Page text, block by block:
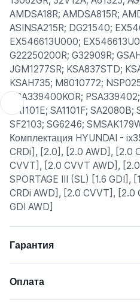
AMDSA18R; AMDSA815R;
ASINSA215R; DG21540;
EX546613U000;
G22250200R; G32909R;
JGM1277SR; KSA837STD;
KSAH735; M8010772;
PSA339400KOR;
SA1101E; SA1101F;
SF2103; SG6246;
Комплектация HYUNDAI -
CRDi], [2.0], [2.0 AWD], [2.0
CVVT], [2.0 CVVT AWD],
SPORTAGE III (SL) [1.6 GDI],
CRDi AWD], [2.0 CVVT], [2.0
GDI AWD]
Гарантия
Оплата